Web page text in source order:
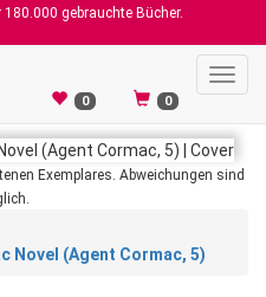
180.000 gebrauchte Bücher.
0 0
Exemplares. Abweichungen sind
Novel (Agent Cormac, 5)